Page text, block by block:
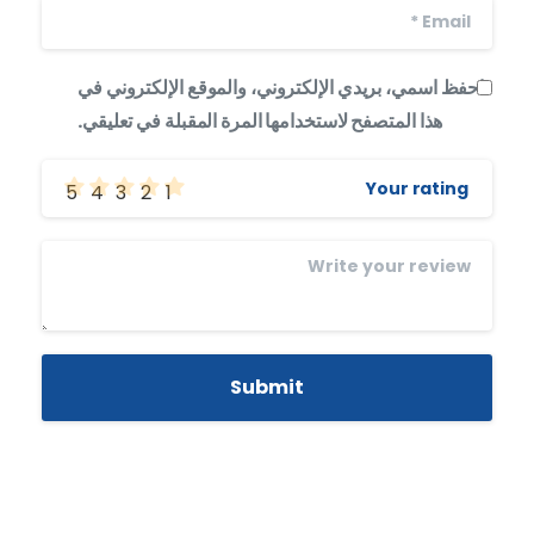
احفظ اسمي، بريدي الإلكتروني، والموقع الإلكتروني في
هذا المتصفح لاستخدامها المرة المقبلة في تعليقي.
Your rating
1
2
3
4
5